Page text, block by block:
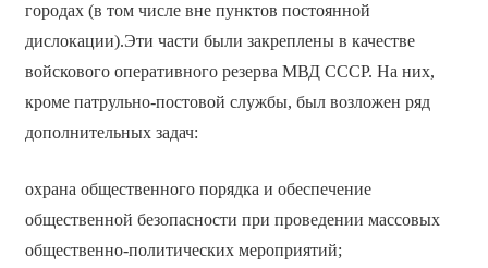
городах (в том числе вне пунктов постоянной
дислокации).Эти части были закреплены в качестве
войскового оперативного резерва МВД СССР. На них,
кроме патрульно-постовой службы, был возложен ряд
дополнительных задач:
охрана общественного порядка и обеспечение
общественной безопасности при проведении массовых
общественно-политических мероприятий;